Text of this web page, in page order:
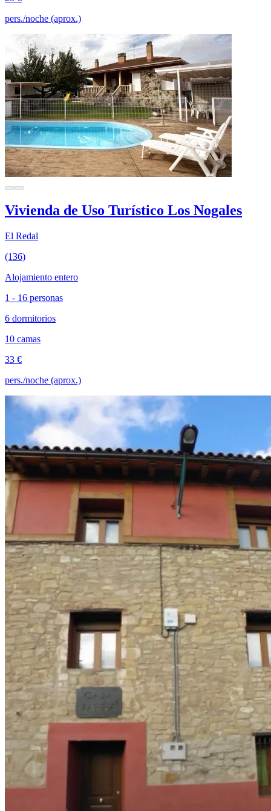
pers./noche (aprox.)
Vivienda de Uso Turístico Los Nogales
El Redal
(136)
Alojamiento entero
1 - 16 personas
6 dormitorios
10 camas
33 €
pers./noche (aprox.)